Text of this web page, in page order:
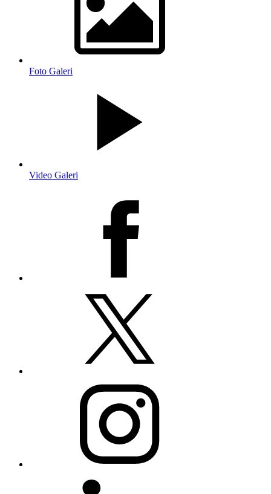
Foto Galeri
Video Galeri